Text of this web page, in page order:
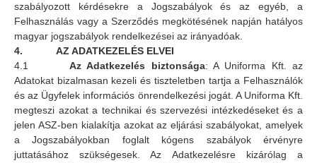
szabályozott kérdésekre a Jogszabályok és az egyéb, a
Felhasználás vagy a Szerződés megkötésének napján hatályos
magyar jogszabályok rendelkezései az irányadóak.
4. AZ ADATKEZELÉS ELVEI
4.1Az Adatkezelés biztonsága: A Uniforma Kft. az
Adatokat bizalmasan kezeli és tiszteletben tartja a Felhasználók
és az Ügyfelek információs önrendelkezési jogát. A Uniforma Kft.
megteszi azokat a technikai és szervezési intézkedéseket és a
jelen ASZ-ben kialakítja azokat az eljárási szabályokat, amelyek
a Jogszabályokban foglalt kógens szabályok érvényre
juttatásához szükségesek. Az Adatkezelésre kizárólag a